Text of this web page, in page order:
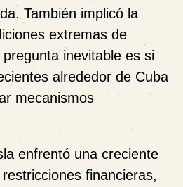
También implicó la
extremas de
inevitable es si
alrededor de Cuba
mecanismos
enfrentó una creciente
financieras,